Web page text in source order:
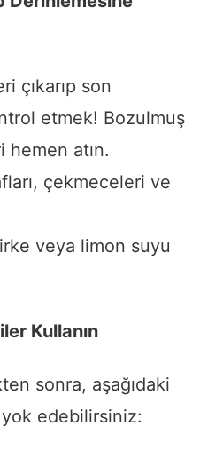
çıkarıp son
etmek! Bozulmuş
atın.
çekmeceleri ve
veya limon suyu
Kullanın
sonra, aşağıdaki
edebilirsiniz: